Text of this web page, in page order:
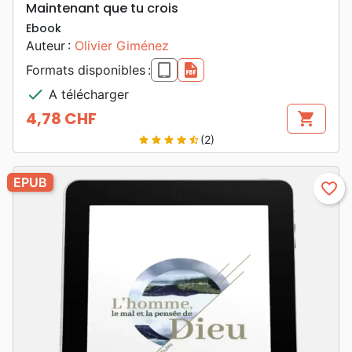
Maintenant que tu crois
Ebook
Auteur : Olivier Giménez
Formats disponibles : epub
pdf
check A télécharger
Prix
4,78 CHF shopping_cart
star star star star star_half(2)
EPUB favorite_border